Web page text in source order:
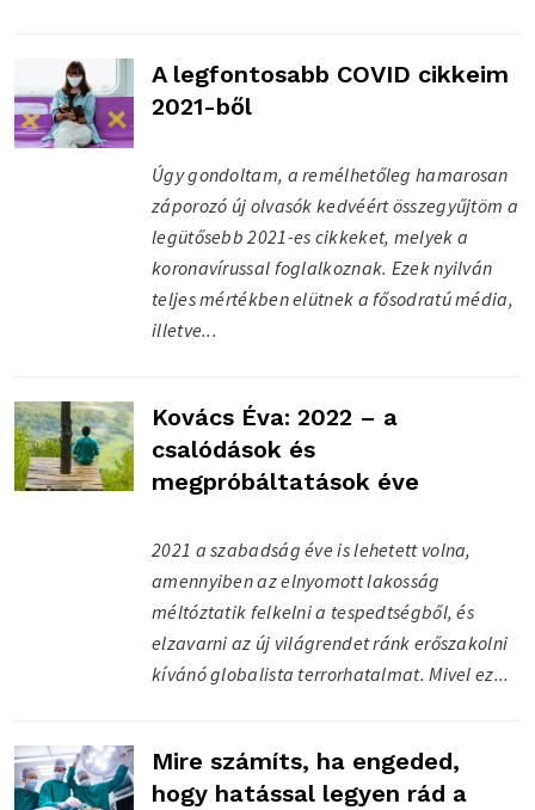
A legfontosabb COVID cikkeim
2021-ből
Úgy gondoltam, a remélhetőleg hamarosan
záporozó új olvasók kedvéért összegyűjtöm a
legütősebb 2021-es cikkeket, melyek a
koronavírussal foglalkoznak. Ezek nyilván
teljes mértékben elütnek a fősodratú média,
illetve...
Kovács Éva: 2022 – a
csalódások és
megpróbáltatások éve
2021 a szabadság éve is lehetett volna,
amennyiben az elnyomott lakosság
méltóztatik felkelni a tespedtségből, és
elzavarni az új világrendet ránk erőszakolni
kívánó globalista terrorhatalmat. Mivel ez...
Mire számíts, ha engeded,
hogy hatással legyen rád a